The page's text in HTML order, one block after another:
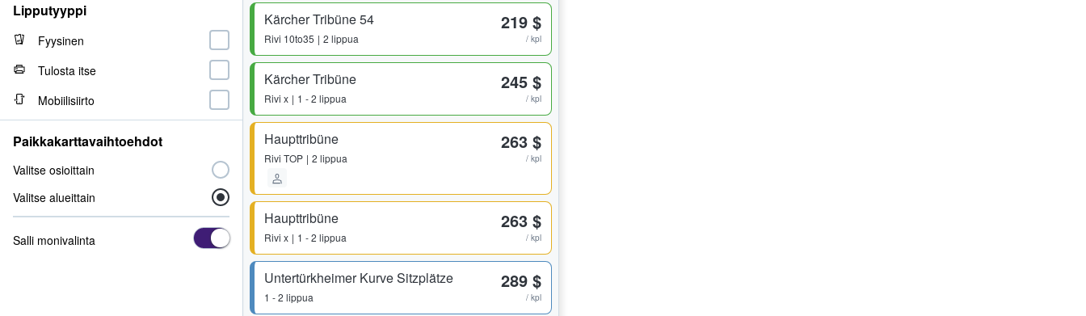
Kärcher Tribüne 54
Rivi 10to35 2 lippua
219 $
/ kpl
Kärcher Tribüne
Rivi x 1 - 2 lippua
245 $
/ kpl
Haupttribüne
Rivi TOP 2 lippua
263 $
/ kpl
Haupttribüne
Rivi x 1 - 2 lippua
263 $
/ kpl
Untertürkheimer Kurve Sitzplätze
1 - 2 lippua
289 $
/ kpl
Lipputyyppi
Fyysinen
Tulosta itse
Mobiilisiirto
Paikkakarttavaihtoehdot
Valitse osioittain
Valitse alueittain
Salli monivalinta